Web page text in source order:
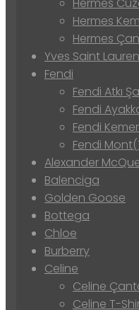
Hermes
Hermes
Hermes
Yves Saint
Fendi
Fendi Atkı
Fendi
Fendi Kemer
Fendi
Alexander
Balenciga
Golden Goose
Bottega
Chloe
Burberry
Celine
Celine
Celine T-